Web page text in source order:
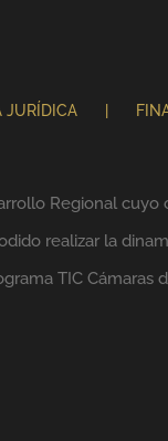
JURÍDICA
Regional
realizar la
TIC Cámaras